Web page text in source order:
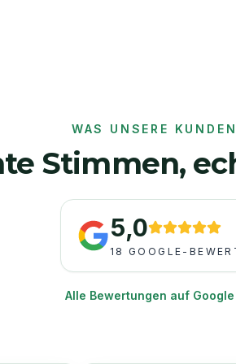
WAS UNSERE
Stimmen,
5,0
18 GOOGLE-
Alle Bewertungen auf